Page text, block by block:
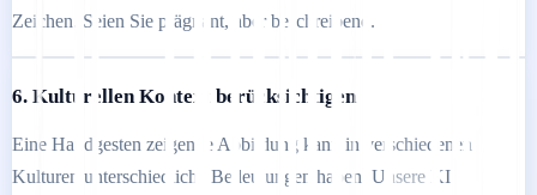
Zeichen. Seien Sie prägnant, aber beschreibend.
6. Kulturellen Kontext berücksichtigen
Eine Handgesten zeigende Abbildung kann in verschiedenen
Kulturen unterschiedliche Bedeutungen haben. Unsere KI